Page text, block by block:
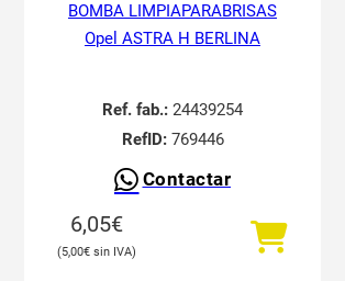
BOMBA LIMPIAPARABRISAS
Opel ASTRA H BERLINA
Ref. fab.: 24439254
RefID:769446
Contactar
6,05€
5,00€